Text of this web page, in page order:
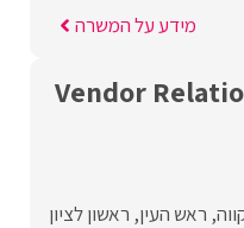
מידע על המשרה
Vendor
ראש העין ראשון לציון